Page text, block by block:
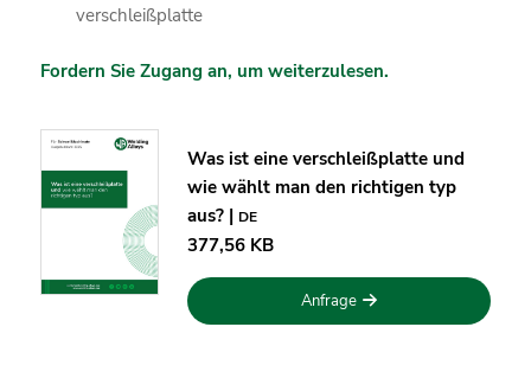
verschleißplatte
Fordern Sie Zugang an, um weiterzulesen.
Was ist eine verschleißplatte und
wie wählt man den richtigen typ
aus? | DE
377,56 KB
Anfrage